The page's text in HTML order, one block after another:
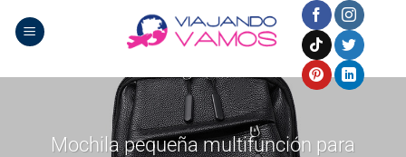
Mochila pequeña multifunción para